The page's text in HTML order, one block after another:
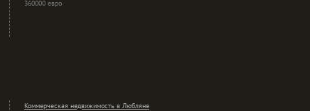
360000 евро
Коммерческая недвижимость в Любляне